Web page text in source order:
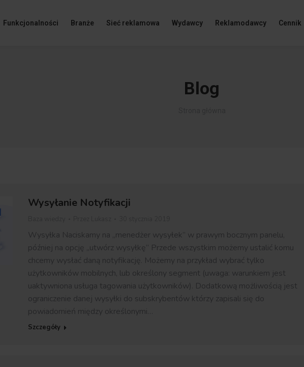
Funkcjonalności Branże Sieć reklamowa Wydawcy Reklamodawcy Cennik
Blog
Wysyłanie Notyfikacji
Wysyłka Naciskamy na „menedżer wysyłek” w prawym bocznym panelu,
później na opcję „utwórz wysyłkę” Przede wszystkim możemy ustalić komu
chcemy wysłać daną notyfikację. Możemy na przykład wybrać tylko
użytkowników mobilnych, lub określony segment (uwaga: warunkiem jest
uaktywniona usługa tagowania użytkowników). Dodatkową możliwością jest
ograniczenie danej wysyłki do subskrybentów którzy zapisali się do
powiadomień między określonymi…
Szczegóły